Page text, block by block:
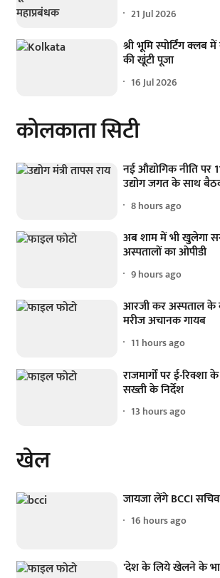
21 Jul 2026
श्री भूमि स्पोर्टिंग क्लब
की खूंटी पूजा
16 Jul 2026
कोलकाता सिटी
नई औद्योगिक नीति पर
उद्योग जगत के साथ
8 hours ago
अब शाम में भी खुलेगा
अस्पतालों का ओपीडी
9 hours ago
आरजी कर अस्पताल के
मरीज अचानक गायब
11 hours ago
राजमार्गों पर ई-
सख्ती के निर्देश
13 hours ago
खेल
जायजा लेंगे BCCI सचिव
16 hours ago
'देश के लिये खेलने के